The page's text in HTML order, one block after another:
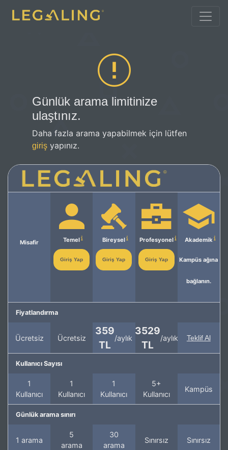
Günlük arama limitinize
ulaştınız.
Daha fazla arama yapabilmek için lütfen
giriş yapınız.
Misafir Temel
Giriş Yap
Bireysel
Giriş Yap
Profesyonel
Giriş Yap
Akademik
Kampüs ağına
bağlanın.
Fiyatlandırma
Ücretsiz Ücretsiz
359
TL
/aylık
3529
TL
/aylık Teklif Al
Kullanıcı Sayısı
1
Kullanıcı
1
Kullanıcı
1
Kullanıcı
5+
Kullanıcı
Kampüs
Günlük arama sınırı
1 arama
5
arama
30
arama
Sınırsız Sınırsız